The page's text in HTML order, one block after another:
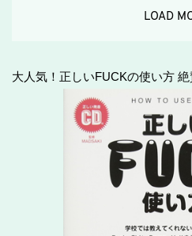
LOAD
大人気！正しいFUCKの使い方 絶